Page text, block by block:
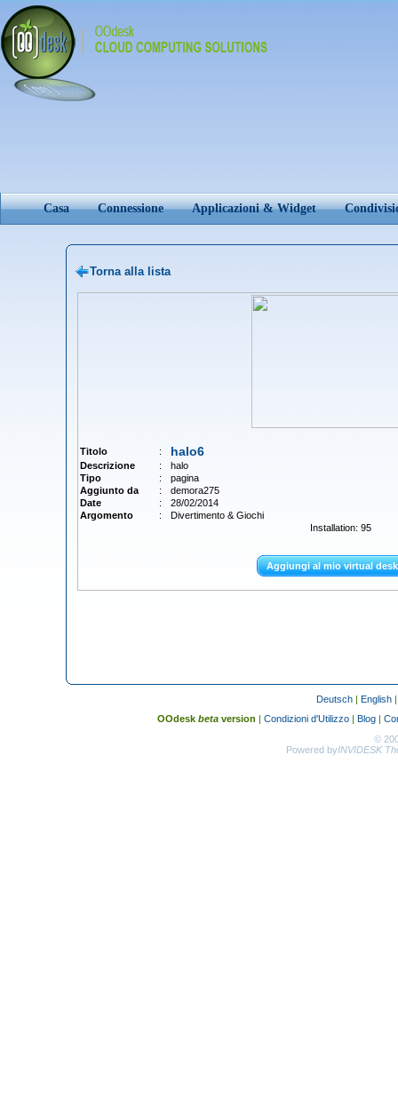
Casa Connessione Applicazioni & Widget
Torna alla lista
Titolo : halo6
Descrizione :
halo
Tipo
:
pagina
Aggiunto da
:
demora275
Date
:
28/02/2014
Argomento
:
Divertimento & Giochi
Installation: 95
Aggiungi al mio virtual
Deutsch | English
OOdesk betaversion | Condizioni d'Utilizzo| Blog|
©
Powered byINVIDESK